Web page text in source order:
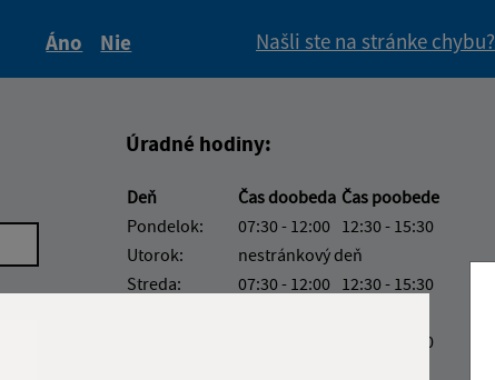
Áno
Nie
Našli ste na stránke chybu?
Úradné hodiny:
Deň Čas doobeda Čas poobede
Pondelok:
07:30 - 12:00 12:30 - 15:30
Utorok:
nestránkový deň
Streda:
07:30 - 12:00 12:30 - 15:30
12:30 - 15:30